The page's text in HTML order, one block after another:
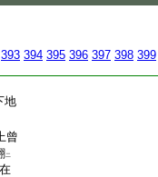
393 394 395 396 397 398 399
一故。
地
曾
二